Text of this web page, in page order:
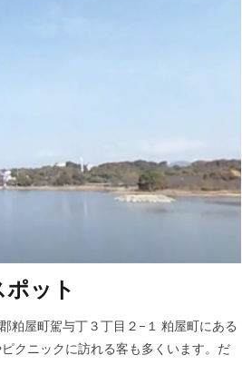
ポット
粕屋町駕与丁３丁目２−１ 粕屋町にある
クニックに訪れる客も多くいます。だ